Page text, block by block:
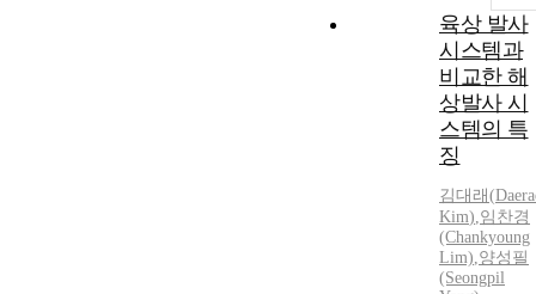
육상 발사
시스템과
비교한 해
상발사 시
스템의 특
징
김대래 (
Kim),임찬경
(Chankyoung
Lim),양성필
(Seongpil